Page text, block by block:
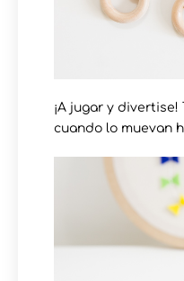
¡A jugar y divertise!
cuando lo muevan